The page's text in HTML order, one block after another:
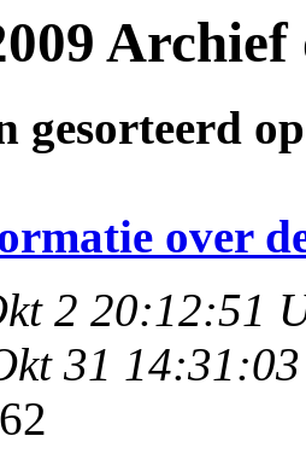
gesorteerd
over
2 20:12:51
31
62